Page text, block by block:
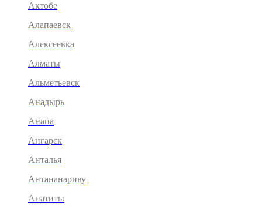
Актобе
Алапаевск
Алексеевка
Алматы
Альметьевск
Анадырь
Анапа
Ангарск
Анталья
Антананариву
Апатиты